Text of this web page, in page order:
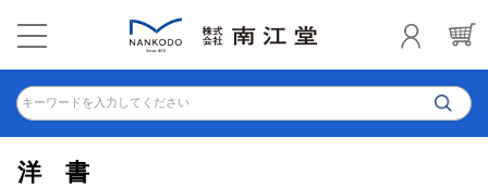
キーワードを入力してください
洋書